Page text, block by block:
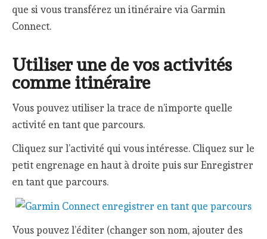
que si vous transférez un itinéraire via Garmin
Connect.
Utiliser une de vos activités
comme itinéraire
Vous pouvez utiliser la trace de n’importe quelle
activité en tant que parcours.
Cliquez sur l’activité qui vous intéresse. Cliquez sur le
petit engrenage en haut à droite puis sur Enregistrer
en tant que parcours.
Vous pouvez l’éditer (changer son nom, ajouter des